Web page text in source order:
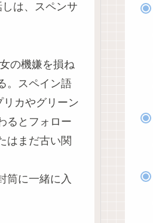
は、スペンサ
の機嫌を損ね
。スペイン語
リカやグリーン
るとフォロー
はまだ古い関
筒に一緒に入